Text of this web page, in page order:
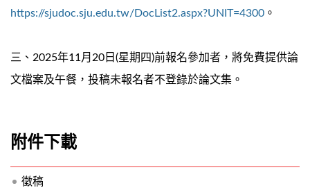
https://sjudoc.sju.edu.tw/DocList2.aspx?UNIT=4300 。
三、2025年11月20日(星期四)前報名參加者，將免費提供論
文檔案及午餐，投稿未報名者不登錄於論文集。
附件下載
徵稿